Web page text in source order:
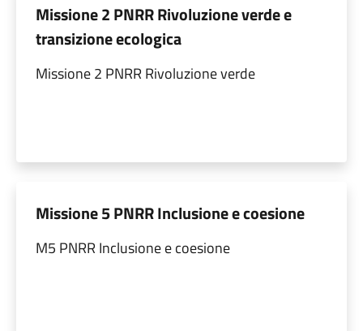
Missione 2 PNRR Rivoluzione verde e
transizione ecologica
Missione 2 PNRR Rivoluzione verde
Missione 5 PNRR Inclusione e coesione
M5 PNRR Inclusione e coesione